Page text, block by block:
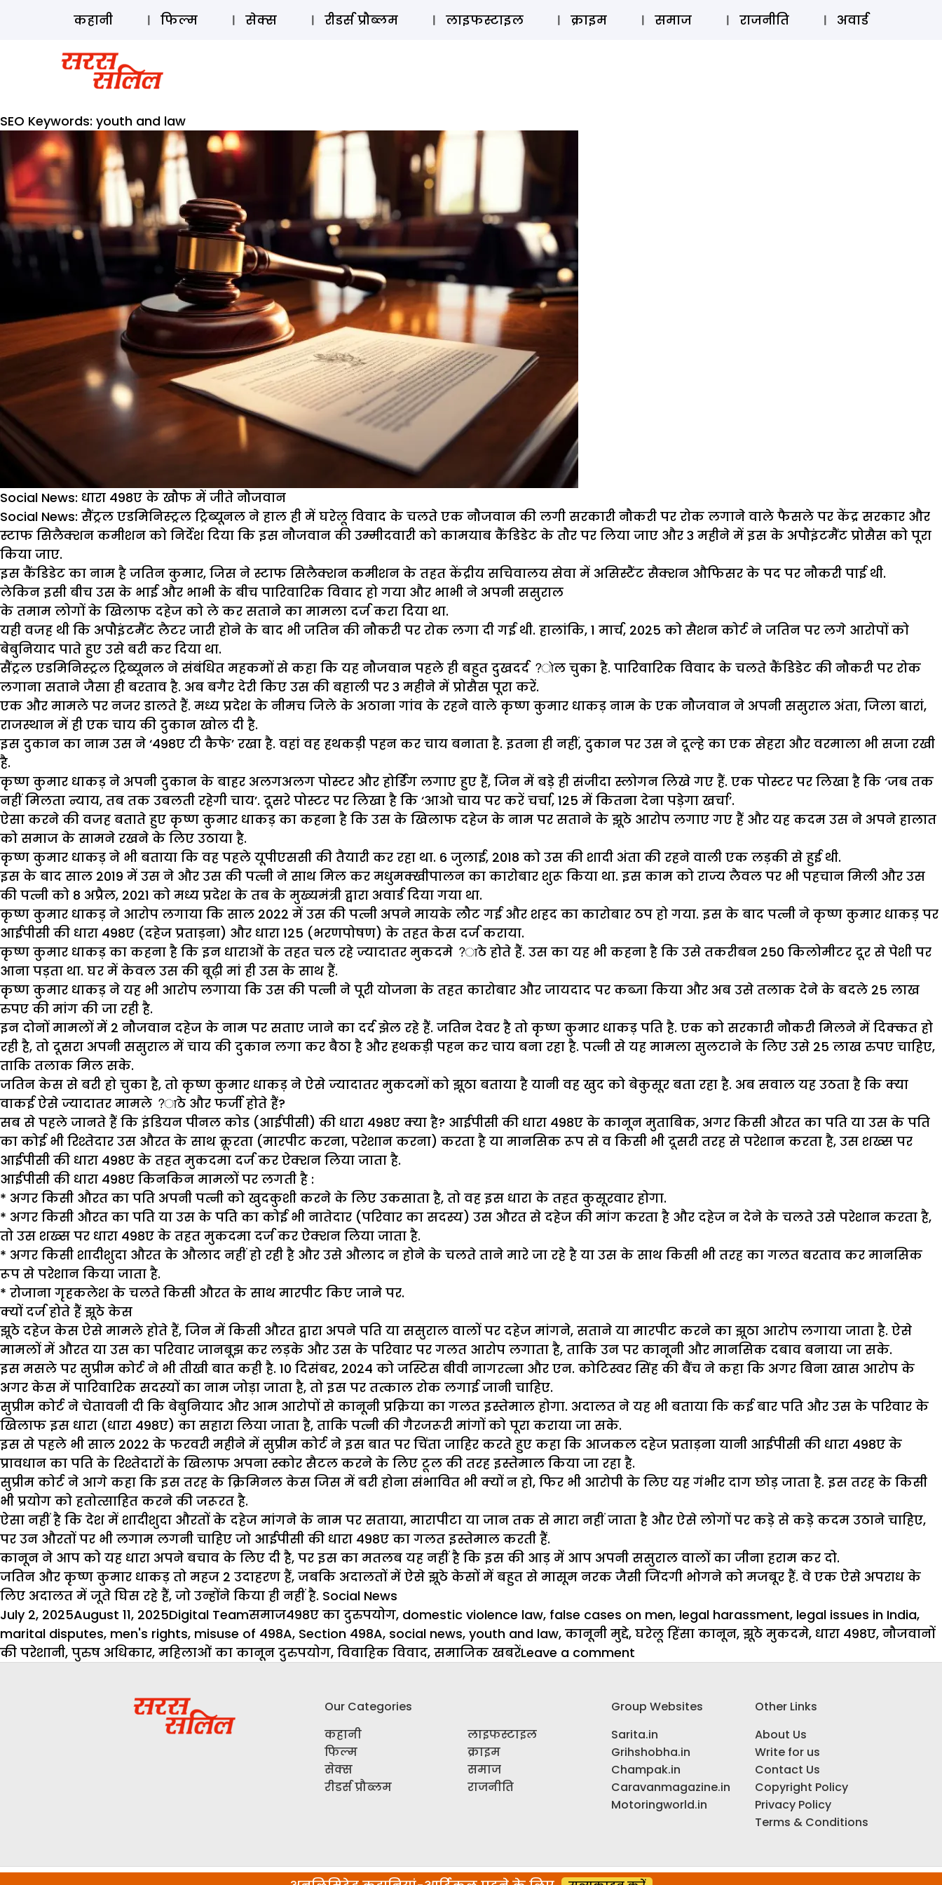
ऑडियो स्टोरी लॉग इन ⚲ SUBSCRIBE
कहानी फिल्म सेक्स रीडर्स प्रौब्लम लाइफस्टाइल क्राइम समाज राजनीति अवार्ड
SEO Keywords: youth and law
Social News: धारा 498ए के खौफ में जीते नौजवान
Social News: सैंट्रल एडमिनिस्ट्रल ट्रिब्यूनल ने हाल ही में घरेलू विवाद के चलते एक नौजवान की लगी सरकारी नौकरी पर रोक लगाने वाले फैसले पर केंद्र सरकार और
स्टाफ सिलैक्शन कमीशन को निर्देश दिया कि इस नौजवान की उम्मीदवारी को कामयाब कैंडिडेट के तौर पर लिया जाए और 3 महीने में इस के अपौइंटमैंट प्रोसैस को पूरा
किया जाए.
इस कैंडिडेट का नाम है जतिन कुमार, जिस ने स्टाफ सिलैक्शन कमीशन के तहत केंद्रीय सचिवालय सेवा में असिस्टैंट सैक्शन औफिसर के पद पर नौकरी पाई थी.
लेकिन इसी बीच उस के भाई और भाभी के बीच पारिवारिक विवाद हो गया और भाभी ने अपनी ससुराल
के तमाम लोगों के खिलाफ दहेज को ले कर सताने का मामला दर्ज करा दिया था.
यही वजह थी कि अपौइंटमैंट लैटर जारी होने के बाद भी जतिन की नौकरी पर रोक लगा दी गई थी. हालांकि, 1 मार्च, 2025 को सैशन कोर्ट ने जतिन पर लगे आरोपों को
बेबुनियाद पाते हुए उसे बरी कर दिया था.
सैंट्रल एडमिनिस्ट्रल ट्रिब्यूनल ने संबंधित महकमों से कहा कि यह नौजवान पहले ही बहुत दुखदर्द ?ोल चुका है. पारिवारिक विवाद के चलते कैंडिडेट की नौकरी पर रोक
लगाना सताने जैसा ही बरताव है. अब बगैर देरी किए उस की बहाली पर 3 महीने में प्रोसैस पूरा करें.
एक और मामले पर नजर डालते हैं. मध्य प्रदेश के नीमच जिले के अठाना गांव के रहने वाले कृष्ण कुमार धाकड़ नाम के एक नौजवान ने अपनी ससुराल अंता, जिला बारां,
राजस्थान में ही एक चाय की दुकान खोल दी है.
इस दुकान का नाम उस ने ‘498ए टी कैफे’ रखा है. वहां वह हथकड़ी पहन कर चाय बनाता है. इतना ही नहीं, दुकान पर उस ने दूल्हे का एक सेहरा और वरमाला भी सजा रखी
है.
कृष्ण कुमार धाकड़ ने अपनी दुकान के बाहर अलगअलग पोस्टर और होर्डिंग लगाए हुए हैं, जिन में बड़े ही संजीदा स्लोगन लिखे गए हैं. एक पोस्टर पर लिखा है कि ‘जब तक
नहीं मिलता न्याय, तब तक उबलती रहेगी चाय’. दूसरे पोस्टर पर लिखा है कि ‘आओ चाय पर करें चर्चा, 125 में कितना देना पड़ेगा खर्चा’.
ऐसा करने की वजह बताते हुए कृष्ण कुमार धाकड़ का कहना है कि उस के खिलाफ दहेज के नाम पर सताने के झूठे आरोप लगाए गए हैं और यह कदम उस ने अपने हालात
को समाज के सामने रखने के लिए उठाया है.
कृष्ण कुमार धाकड़ ने भी बताया कि वह पहले यूपीएससी की तैयारी कर रहा था. 6 जुलाई, 2018 को उस की शादी अंता की रहने वाली एक लड़की से हुई थी.
इस के बाद साल 2019 में उस ने और उस की पत्नी ने साथ मिल कर मधुमक्खीपालन का कारोबार शुरू किया था. इस काम को राज्य लैवल पर भी पहचान मिली और उस
की पत्नी को 8 अप्रैल, 2021 को मध्य प्रदेश के तब के मुख्यमंत्री द्वारा अवार्ड दिया गया था.
कृष्ण कुमार धाकड़ ने आरोप लगाया कि साल 2022 में उस की पत्नी अपने मायके लौट गई और शहद का कारोबार ठप हो गया. इस के बाद पत्नी ने कृष्ण कुमार धाकड़ पर
आईपीसी की धारा 498ए (दहेज प्रताड़ना) और धारा 125 (भरणपोषण) के तहत केस दर्ज कराया.
कृष्ण कुमार धाकड़ का कहना है कि इन धाराओं के तहत चल रहे ज्यादातर मुकदमे ?ाठे होते हैं. उस का यह भी कहना है कि उसे तकरीबन 250 किलोमीटर दूर से पेशी पर
आना पड़ता था. घर में केवल उस की बूढ़ी मां ही उस के साथ हैं.
कृष्ण कुमार धाकड़ ने यह भी आरोप लगाया कि उस की पत्नी ने पूरी योजना के तहत कारोबार और जायदाद पर कब्जा किया और अब उसे तलाक देने के बदले 25 लाख
रुपए की मांग की जा रही है.
इन दोनों मामलों में 2 नौजवान दहेज के नाम पर सताए जाने का दर्द झेल रहे हैं. जतिन देवर है तो कृष्ण कुमार धाकड़ पति है. एक को सरकारी नौकरी मिलने में दिक्कत हो
रही है, तो दूसरा अपनी ससुराल में चाय की दुकान लगा कर बैठा है और हथकड़ी पहन कर चाय बना रहा है. पत्नी से यह मामला सुलटाने के लिए उसे 25 लाख रुपए चाहिए,
ताकि तलाक मिल सके.
जतिन केस से बरी हो चुका है, तो कृष्ण कुमार धाकड़ ने ऐसे ज्यादातर मुकदमों को झूठा बताया है यानी वह खुद को बेकुसूर बता रहा है. अब सवाल यह उठता है कि क्या
वाकई ऐसे ज्यादातर मामले ?ाठे और फर्जी होते हैं?
सब से पहले जानते हैं कि इंडियन पीनल कोड (आईपीसी) की धारा 498ए क्या है? आईपीसी की धारा 498ए के कानून मुताबिक, अगर किसी औरत का पति या उस के पति
का कोई भी रिश्तेदार उस औरत के साथ क्रूरता (मारपीट करना, परेशान करना) करता है या मानसिक रूप से व किसी भी दूसरी तरह से परेशान करता है, उस शख्स पर
आईपीसी की धारा 498ए के तहत मुकदमा दर्ज कर ऐक्शन लिया जाता है.
आईपीसी की धारा 498ए किनकिन मामलों पर लगती है :
* अगर किसी औरत का पति अपनी पत्नी को खुदकुशी करने के लिए उकसाता है, तो वह इस धारा के तहत कुसूरवार होगा.
* अगर किसी औरत का पति या उस के पति का कोई भी नातेदार (परिवार का सदस्य) उस औरत से दहेज की मांग करता है और दहेज न देने के चलते उसे परेशान करता है,
तो उस शख्स पर धारा 498ए के तहत मुकदमा दर्ज कर ऐक्शन लिया जाता है.
* अगर किसी शादीशुदा औरत के औलाद नहीं हो रही है और उसे औलाद न होने के चलते ताने मारे जा रहे है या उस के साथ किसी भी तरह का गलत बरताव कर मानसिक
रूप से परेशान किया जाता है.
* रोजाना गृहकलेश के चलते किसी औरत के साथ मारपीट किए जाने पर.
क्यों दर्ज होते हैं झूठे केस
झूठे दहेज केस ऐसे मामले होते हैं, जिन में किसी औरत द्वारा अपने पति या ससुराल वालों पर दहेज मांगने, सताने या मारपीट करने का झूठा आरोप लगाया जाता है. ऐसे
मामलों में औरत या उस का परिवार जानबूझ कर लड़के और उस के परिवार पर गलत आरोप लगाता है, ताकि उन पर कानूनी और मानसिक दबाव बनाया जा सके.
इस मसले पर सुप्रीम कोर्ट ने भी तीखी बात कही है. 10 दिसंबर, 2024 को जस्टिस बीवी नागरत्ना और एन. कोटिस्वर सिंह की बैंच ने कहा कि अगर बिना खास आरोप के
अगर केस में पारिवारिक सदस्यों का नाम जोड़ा जाता है, तो इस पर तत्काल रोक लगाई जानी चाहिए.
सुप्रीम कोर्ट ने चेतावनी दी कि बेबुनियाद और आम आरोपों से कानूनी प्रक्रिया का गलत इस्तेमाल होगा. अदालत ने यह भी बताया कि कई बार पति और उस के परिवार के
खिलाफ इस धारा (धारा 498ए) का सहारा लिया जाता है, ताकि पत्नी की गैरजरूरी मांगों को पूरा कराया जा सके.
इस से पहले भी साल 2022 के फरवरी महीने में सुप्रीम कोर्ट ने इस बात पर चिंता जाहिर करते हुए कहा कि आजकल दहेज प्रताड़ना यानी आईपीसी की धारा 498ए के
प्रावधान का पति के रिश्तेदारों के खिलाफ अपना स्कोर सैटल करने के लिए टूल की तरह इस्तेमाल किया जा रहा है.
सुप्रीम कोर्ट ने आगे कहा कि इस तरह के क्रिमिनल केस जिस में बरी होना संभावित भी क्यों न हो, फिर भी आरोपी के लिए यह गंभीर दाग छोड़ जाता है. इस तरह के किसी
भी प्रयोग को हतोत्साहित करने की जरूरत है.
ऐसा नहीं है कि देश में शादीशुदा औरतों के दहेज मांगने के नाम पर सताया, मारापीटा या जान तक से मारा नहीं जाता है और ऐसे लोगों पर कड़े से कड़े कदम उठाने चाहिए,
पर उन औरतों पर भी लगाम लगनी चाहिए जो आईपीसी की धारा 498ए का गलत इस्तेमाल करती हैं.
कानून ने आप को यह धारा अपने बचाव के लिए दी है, पर इस का मतलब यह नहीं है कि इस की आड़ में आप अपनी ससुराल वालों का जीना हराम कर दो.
जतिन और कृष्ण कुमार धाकड़ तो महज 2 उदाहरण हैं, जबकि अदालतोंमें ऐसे झूठे केसों में बहुत से मासूम नरक जैसी जिंदगी भोगने को मजबूर हैं. वे एक ऐसे अपराध के
लिए अदालत में जूते घिस रहे हैं, जो उन्होंने किया ही नहीं है. Social News
Posted
on
July 2, 2025August 11, 2025Author
Digital TeamCategories
समाजTags
498ए का दुरुपयोग, domestic violence law, false cases on men, legal harassment, legal issues in India,
marital disputes, men's rights, misuse of 498A, Section 498A, social news, youth and law, कानूनी मुद्दे, घरेलू हिंसा कानून, झूठे मुकदमे, धारा 498ए, नौजवानों
की परेशानी, पुरुष अधिकार, महिलाओं का कानून दुरुपयोग, विवाहिक विवाद, समाजिक खबरेंLeave a comment
धारा
498ए
के
खौफ
में
जीते
Our Categories
कहानी
फिल्म
सेक्स
रीडर्स प्रौब्लम
लाइफस्टाइल
क्राइम
समाज
राजनीति
Group Websites
Sarita.in
Grihshobha.in
Champak.in
Caravanmagazine.in
Motoringworld.in
Other Links
About Us
Write for us
Contact Us
Copyright Policy
Privacy Policy
Terms & Conditions